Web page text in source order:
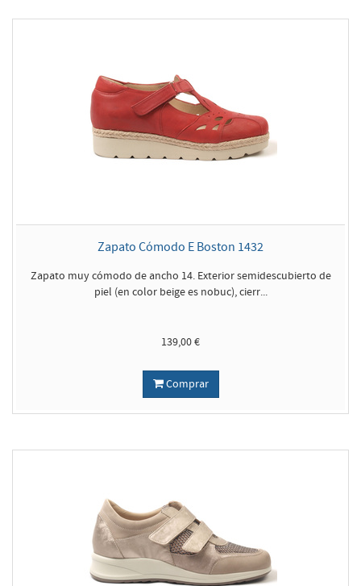
Zapato Cómodo E Boston 1432
Zapato muy cómodo de ancho 14. Exterior semidescubierto de
piel (en color beige es nobuc), cierr...
139,00 €
Comprar